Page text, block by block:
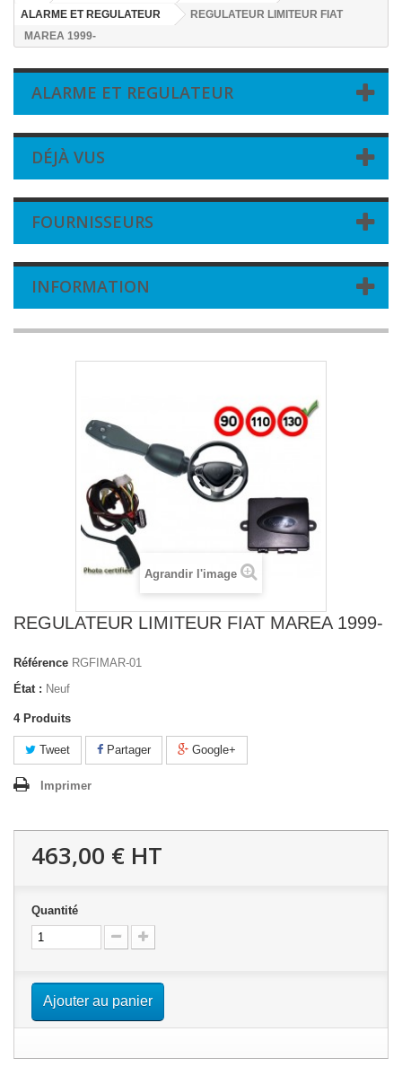
ALARME ET REGULATEUR
REGULATEUR LIMITEUR FIAT
MAREA 1999-
ALARME ET REGULATEUR
DÉJÀ VUS
FOURNISSEURS
INFORMATION
Agrandir l'image
REGULATEUR LIMITEUR FIAT MAREA 1999-
Référence RGFIMAR-01
État : Neuf
4 Produits
Tweet Partager Google+
Imprimer
463,00 € HT
Quantité
Ajouter au panier